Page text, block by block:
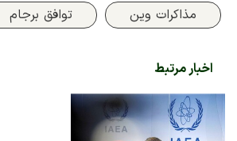
مذاکرات وین توافق برجام
اخبار مرتبط